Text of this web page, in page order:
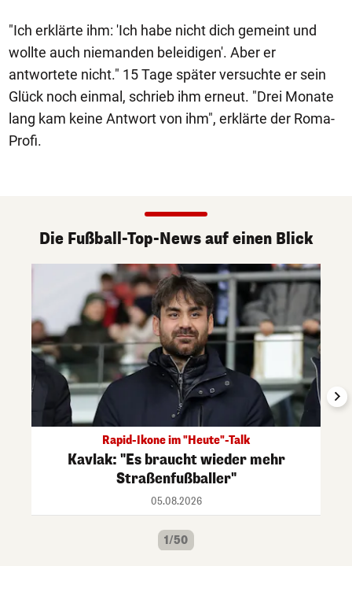
"Ich erklärte ihm: 'Ich habe nicht dich gemeint und
wollte auch niemanden beleidigen'. Aber er
antwortete nicht." 15 Tage später versuchte er sein
Glück noch einmal, schrieb ihm erneut. "Drei Monate
lang kam keine Antwort von ihm", erklärte der Roma-
Profi.
Die Fußball-Top-News auf einen Blick
Rapid-Ikone im "Heute"-Talk
Kavlak: "Es braucht wieder mehr
Straßenfußballer"
05.08.2026
1/50